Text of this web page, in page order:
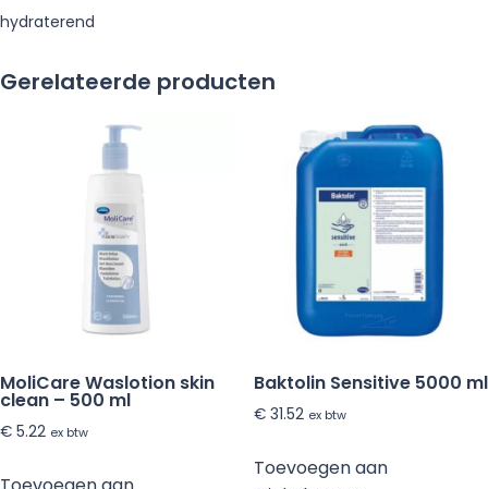
hydraterend
Gerelateerde producten
MoliCare Waslotion skin
clean – 500 ml
€ 5.22 ex btw
Baktolin Sensitive 5000 ml
€31.52 ex btw
Toevoegen aan